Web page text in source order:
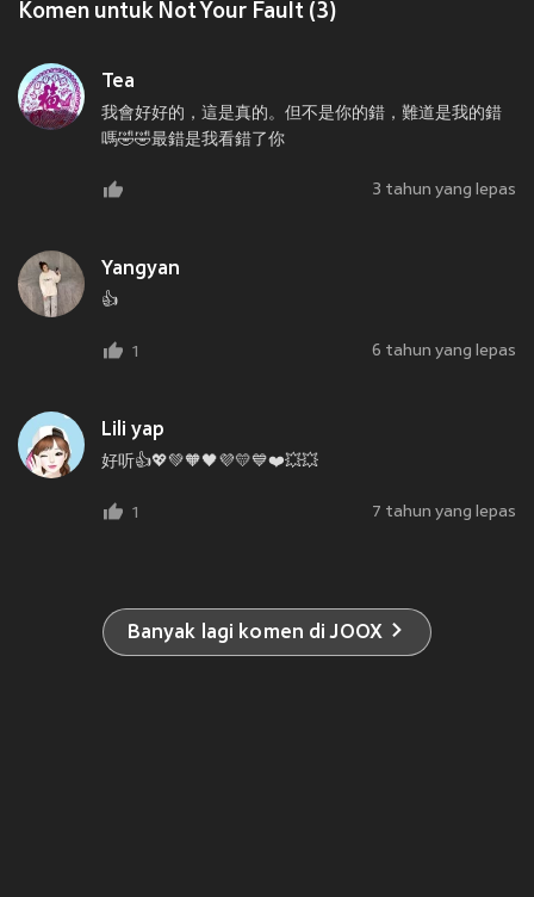
Komen untuk Not Your Fault (3)
Tea
我會好好的，這是真的。但不是你的錯，難道是我的錯
嗎🤣🤣最錯是我看錯了你
3 tahun yang lepas
Yangyan
👍
1 6 tahun yang lepas
Lili yap
好听👍💖💚🧡🖤💜💛💙❤️💥💥
1 7 tahun yang lepas
Banyak lagi komen di JOOX